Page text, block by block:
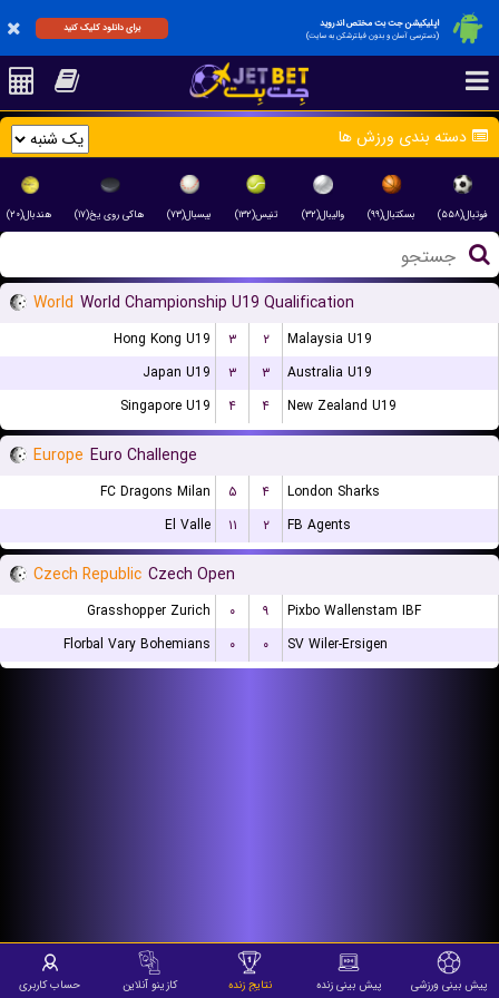
اپلیکیشن جت بت مختص اندروید
(دسترسی آسان و بدون فیلترشکن به سایت)
برای دانلود کلیک کنید
دسته بندی ورزش ها
فوتبال(۵۵۸) بسکتبال(۹۹) والیبال(۳۲) تنیس(۱۳۲) بیسبال(۷۳) هاکی روی یخ(۱۷) هندبال(۲۰)
World World Championship U19 Qualification
Hong Kong U19 ۳ ۲
Malaysia U19
Japan U19
۳ ۳
Australia U19
Singapore U19
۴ ۴ New Zealand U19
Europe Euro Challenge
FC Dragons Milan ۵ ۴
London Sharks
El Valle
۱۱ ۲ FB Agents
Czech Republic Czech Open
Grasshopper Zurich ۰ ۹
Pixbo Wallenstam IBF
Florbal Vary Bohemians
۰ ۰ SV Wiler-Ersigen
پیش بینی ورزشی پیش بینی زنده نتایج زنده کازینو آنلاین حساب کاربری